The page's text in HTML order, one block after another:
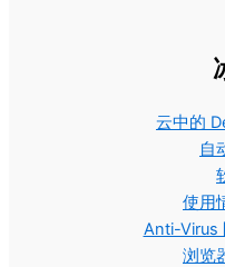
云中的
自
使用
Anti-Virus
浏览